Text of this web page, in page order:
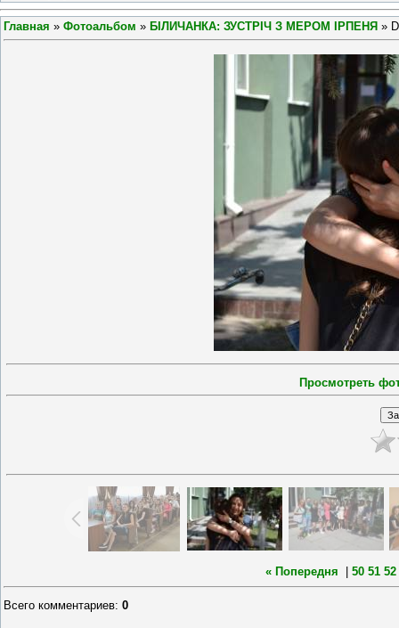
Главная » Фотоальбом » БІЛИЧАНКА: ЗУСТРІЧ З МЕРОМ ІРПЕНЯ »
Просмотреть
« Попередня | 50 51 52
Всего комментариев: 0